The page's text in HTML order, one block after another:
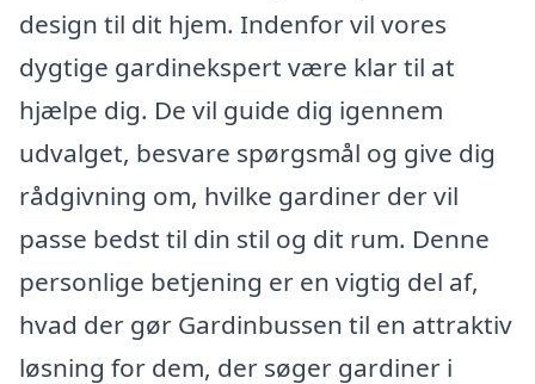
design til dit hjem. Indenfor vil vores
dygtige gardinekspert være klar til at
hjælpe dig. De vil guide dig igennem
udvalget, besvare spørgsmål og give dig
rådgivning om, hvilke gardiner der vil
passe bedst til din stil og dit rum. Denne
personlige betjening er en vigtig del af,
hvad der gør Gardinbussen til en attraktiv
løsning for dem, der søger gardiner i